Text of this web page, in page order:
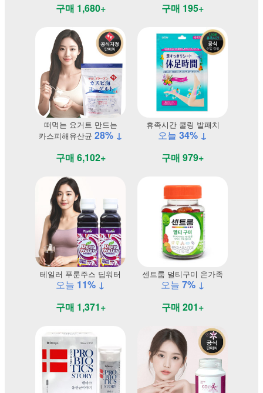
구매 1,680+
구매 195+
떠먹는 요거트 만드는
카스피해유산균 28% ↓
구매 6,102+
휴족시간 쿨링 발패치
오늘 34% ↓
구매 979+
테일러 푸룬주스 딥워터
오늘 11% ↓
구매 1,371+
센트룸 멀티구미 온가족
오늘 7% ↓
구매 201+